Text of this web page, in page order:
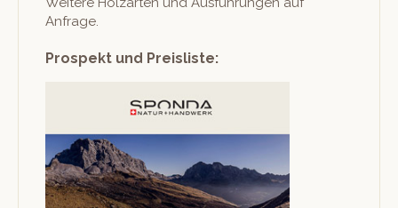
Anfrage.
Prospekt und Preisliste: